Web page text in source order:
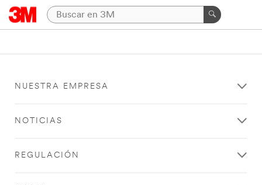
NUESTRA EMPRESA
NOTICIAS
REGULACIÓN